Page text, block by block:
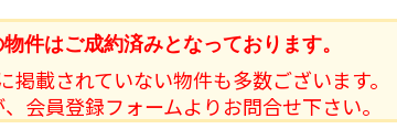
件はご成約済みとなっております。
掲載されていない物件も多数ございます。
会員登録フォームよりお問合せ下さい。